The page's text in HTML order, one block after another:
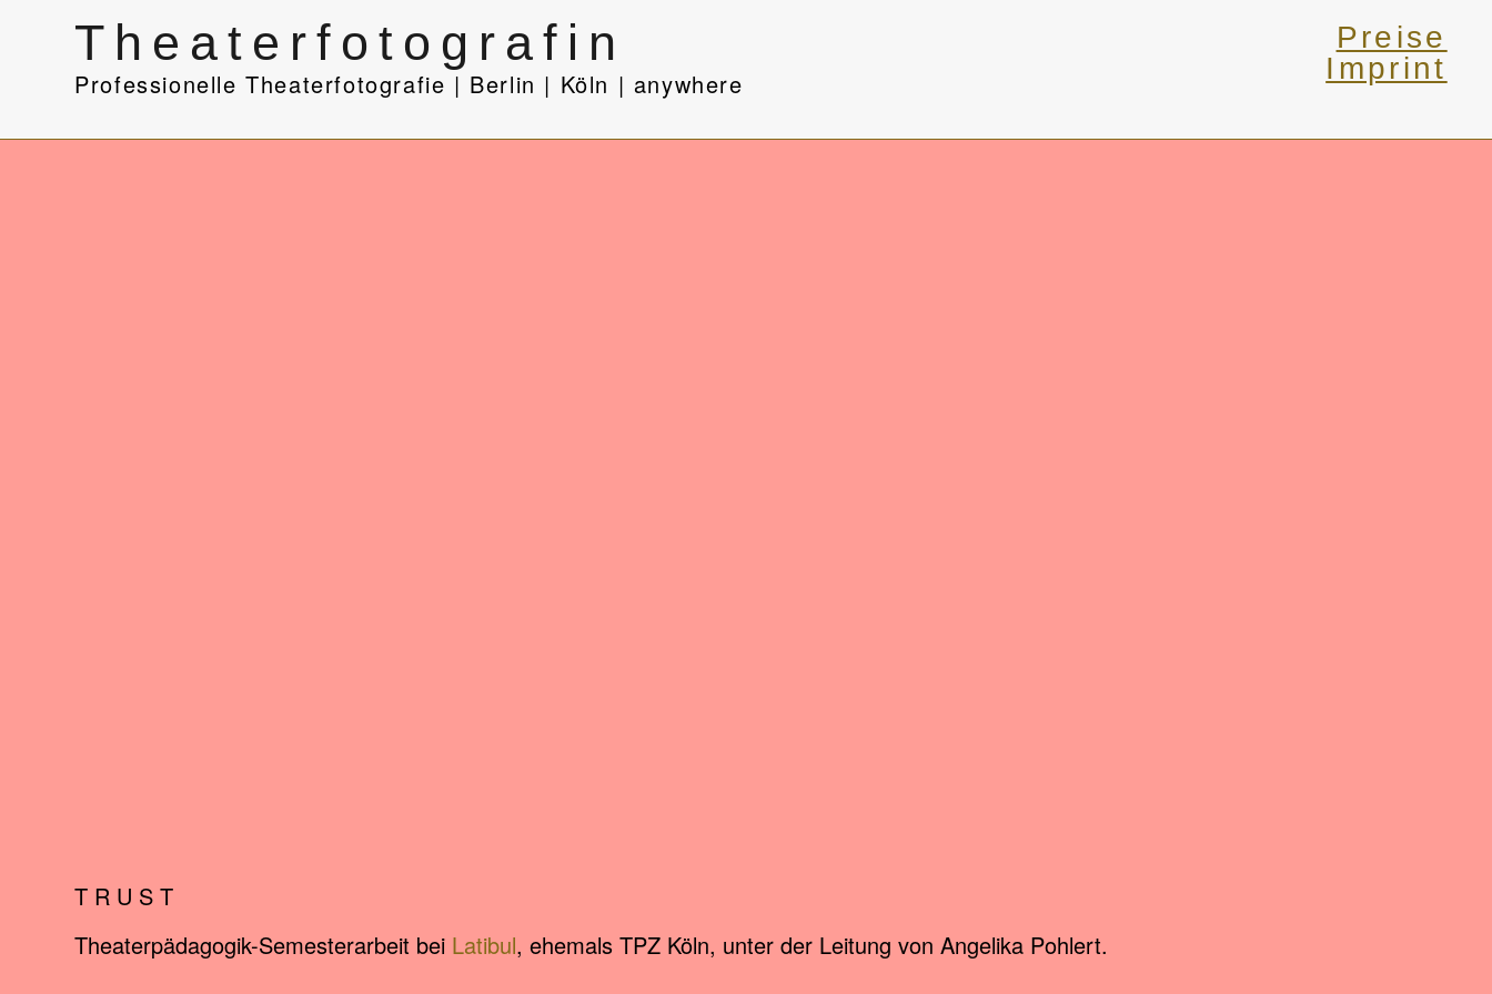
Theaterfotografin
Professionelle Theaterfotografie | Berlin | Köln | anywhere
Professionelle Theaterfotografin | Berlin | Köln | Potsdam | anywhere
Preise
Imprint
T R U S T
Theaterpädagogik-Semesterarbeit bei Latibul, ehemals TPZ Köln, unter der Leitung von Angelika Pohlert.